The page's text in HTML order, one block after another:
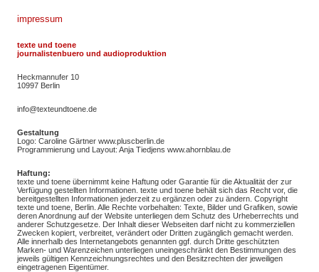
impressum
texte und toene
journalistenbuero und audioproduktion
Heckmannufer 10
10997 Berlin
info@texteundtoene.de
Gestaltung
Logo: Caroline Gärtnerwww.pluscberlin.de
Programmierung und Layout: Anja Tiedjenswww.ahornblau.de
Haftung:
texte und toene übernimmt keine Haftung oder Garantie für die Aktualität der zur
Verfügung gestellten Informationen. texte und toene behält sich das Recht vor, die
bereitgestellten Informationen jederzeit zu ergänzen oder zu ändern. Copyright
texte und toene, Berlin. Alle Rechte vorbehalten: Texte, Bilder und Grafiken, sowie
deren Anordnung auf der Website unterliegen dem Schutz des Urheberrechts und
anderer Schutzgesetze. Der Inhalt dieser Webseiten darf nicht zu kommerziellen
Zwecken kopiert, verbreitet, verändert oder Dritten zugänglich gemacht werden.
Alle innerhalb des Internetangebots genannten ggf. durch Dritte geschützten
Marken- und Warenzeichen unterliegen uneingeschränkt den Bestimmungen des
jeweils gültigen Kennzeichnungsrechtes und den Besitzrechten der jeweiligen
eingetragenen Eigentümer.